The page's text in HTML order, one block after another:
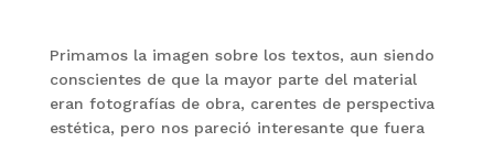
Primamos la imagen sobre los textos, aun siendo
conscientes de que la mayor parte del material
eran fotografías de obra, carentes de perspectiva
estética, pero nos pareció interesante que fuera